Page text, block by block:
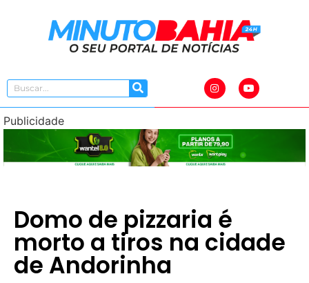
Publicidade
Domo de pizzaria é
morto a tiros na cidade
de Andorinha